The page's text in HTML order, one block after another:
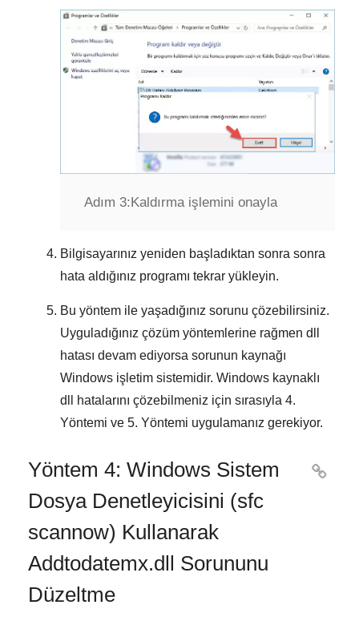
Adım 3:Kaldırma işlemini onayla
Bilgisayarınız yeniden başladıktan sonra sonra
hata aldığınız programı tekrar yükleyin.
Bu yöntem ile yaşadığınız sorunu çözebilirsiniz.
Uyguladığınız çözüm yöntemlerine rağmen dll
hatası devam ediyorsa sorunun kaynağı
Windows işletim sistemidir. Windows kaynaklı
dll hatalarını çözebilmeniz için sırasıyla 4.
Yöntemi ve 5. Yöntemi uygulamanız gerekiyor.
Yöntem 4: Windows Sistem
Dosya Denetleyicisini (sfc
scannow) Kullanarak
Addtodatemx.dll Sorununu
Düzeltme
